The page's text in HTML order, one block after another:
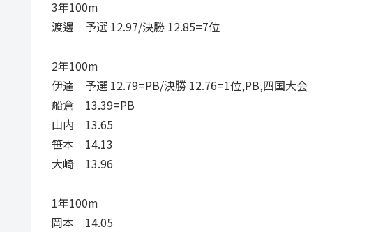
3年100m
渡邊 予選 12.97/決勝 12.85=7位
2年100m
伊達 予選 12.79=PB/決勝 12.76=1位,PB,四国大会
船倉 13.39=PB
山内 13.65
笹本 14.13
大崎 13.96
1年100m
岡本 14.05